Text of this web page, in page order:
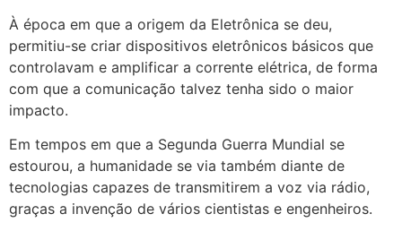
À época em que a origem da Eletrônica se deu,
permitiu-se criar dispositivos eletrônicos básicos que
controlavam e amplificar a corrente elétrica, de forma
com que a comunicação talvez tenha sido o maior
impacto.
Em tempos em que a Segunda Guerra Mundial se
estourou, a humanidade se via também diante de
tecnologias capazes de transmitirem a voz via rádio,
graças a invenção de vários cientistas e engenheiros.